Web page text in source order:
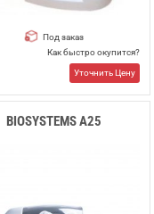
Под заказ
Как быстро окупится?
Уточнить Цену
BIOSYSTEMS A25